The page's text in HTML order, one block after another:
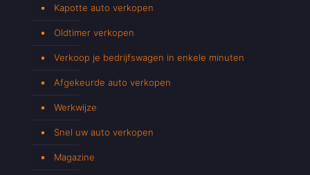
Kapotte auto verkopen
Oldtimer verkopen
Verkoop je bedrijfswagen in enkele minuten
Afgekeurde auto verkopen
Werkwijze
Snel uw auto verkopen
Magazine